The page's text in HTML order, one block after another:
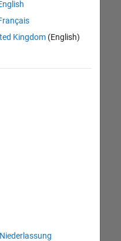
Kingdom(English)